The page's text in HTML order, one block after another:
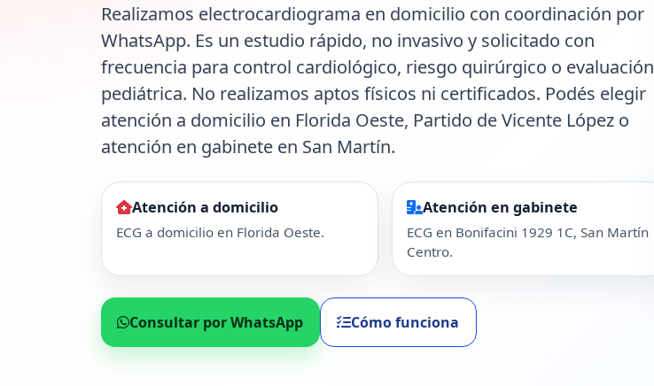
Realizamos electrocardiograma en domicilio con coordinación por
WhatsApp. Es un estudio rápido, no invasivo y solicitado con
frecuencia para control cardiológico, riesgo quirúrgico o evaluación
pediátrica. No realizamos aptos físicos ni certificados. Podés elegir
atención a domicilio en Florida Oeste, Partido de Vicente López o
atención en gabinete en San Martín.
Atención a domicilio
ECG a domicilio en Florida Oeste.
Atención en gabinete
ECG en Bonifacini 1929 1C, San Martín
Centro.
Consultar por WhatsApp Cómo funciona